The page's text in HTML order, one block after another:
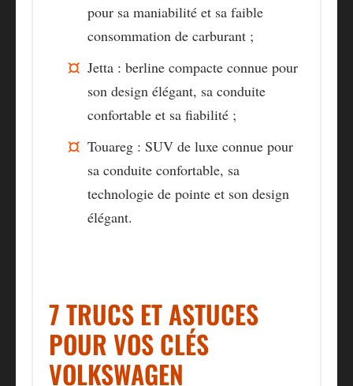
pour sa maniabilité et sa faible
consommation de carburant ;
Jetta : berline compacte connue pour
son design élégant, sa conduite
confortable et sa fiabilité ;
Touareg : SUV de luxe connue pour
sa conduite confortable, sa
technologie de pointe et son design
élégant.
7 TRUCS ET ASTUCES
POUR VOS CLÉS
VOLKSWAGEN